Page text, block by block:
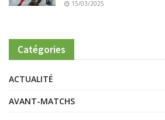
15/03/2025
Catégories
ACTUALITÉ
AVANT-MATCHS